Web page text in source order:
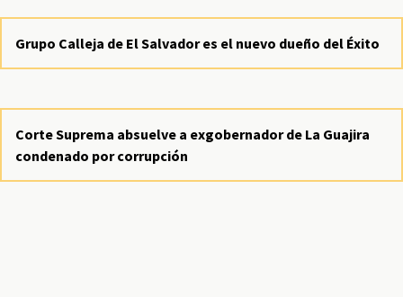
Grupo Calleja de El Salvador es el nuevo dueño del Éxito
Corte Suprema absuelve a exgobernador de La Guajira
condenado por corrupción